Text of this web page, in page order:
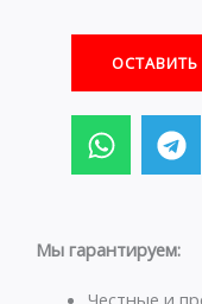
ОСТАВИТЬ
W
h
a
s
T
e
l
g
Мы гарантируем:
Честные и